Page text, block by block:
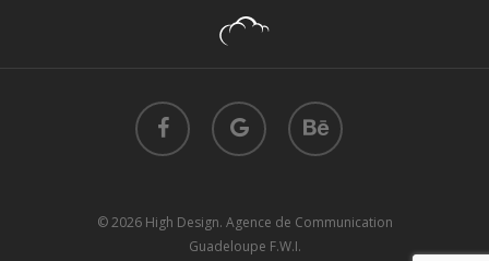
facebook
google-
plus
behance
© 2026 High Design. Agence de Communication
Guadeloupe F.W.I.